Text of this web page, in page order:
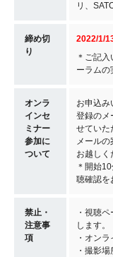
リ、
締め切
り
2022/1/
＊ご記
ーラムの
オンラ
インセ
ミナー
参加に
ついて
お申込み
登録のメ
せていた
メール
お越しく
＊開始
聴確認を
禁止・
注意事
項
・視聴
します。
・オン
・撮影